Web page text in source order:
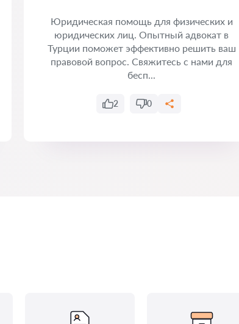
Юридическая помощь для физических и
юридических лиц. Опытный адвокат в
Турции поможет эффективно решить ваш
правовой вопрос. Свяжитесь с нами для
бесп...
2 0